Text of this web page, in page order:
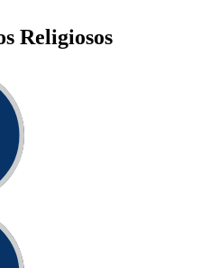
Religiosos